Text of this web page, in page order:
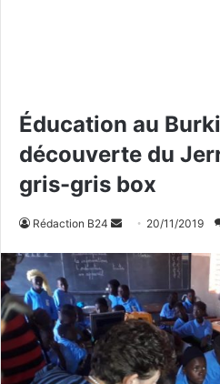
Éducation au
découverte du
gris-gris box
Rédaction B24
v
o
y
r
u
20/11/2019